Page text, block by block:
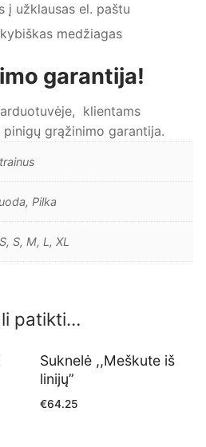
į užklausas el. paštu
medžiagas
garantija!
klientams
grąžinimo garantija.
Pilka
S, M, L, XL
patikti…
Suknelė ,,Meškute iš
linijų”
€64.25